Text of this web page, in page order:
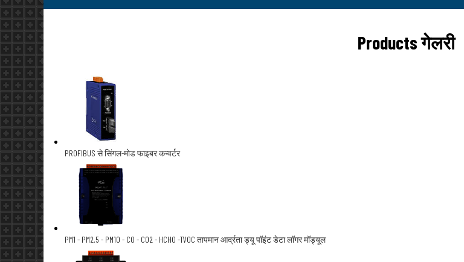
Products गेलरी
PROFIBUS से सिंगल-मोड फाइबर कन्वर्टर
PM1 - PM2.5 - PM10 - CO - CO2 - HCHO -TVOC तापमान आर्द्रता ड्यू पॉइंट डेटा लॉगर मॉड्यूल